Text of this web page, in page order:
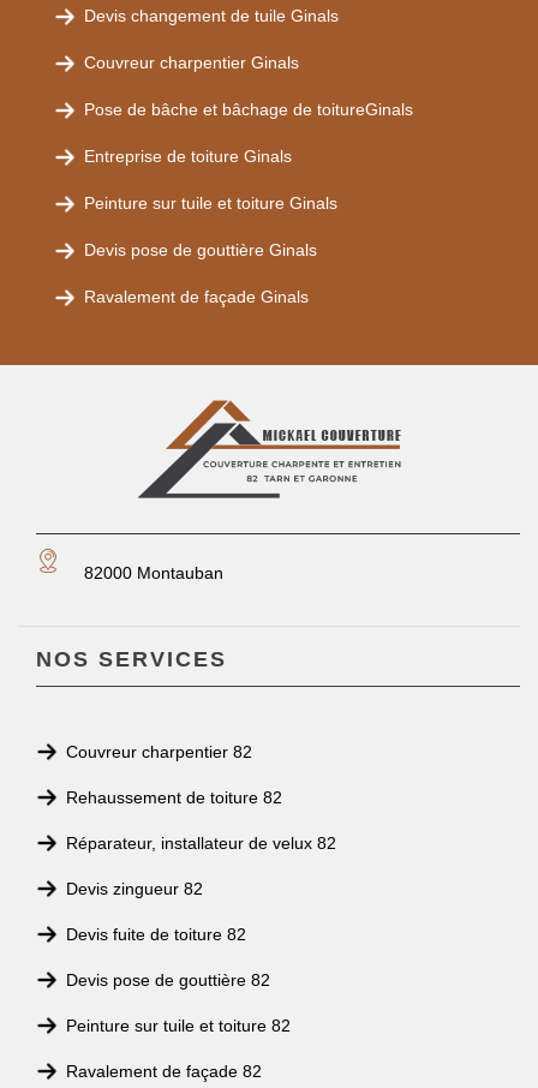
Devis changement de tuile Ginals
Couvreur charpentier Ginals
Pose de bâche et bâchage de toitureGinals
Entreprise de toiture Ginals
Peinture sur tuile et toiture Ginals
Devis pose de gouttière Ginals
Ravalement de façade Ginals
82000 Montauban
NOS SERVICES
Couvreur charpentier 82
Rehaussement de toiture 82
Réparateur, installateur de velux 82
Devis zingueur 82
Devis fuite de toiture 82
Devis pose de gouttière 82
Peinture sur tuile et toiture 82
Ravalement de façade 82